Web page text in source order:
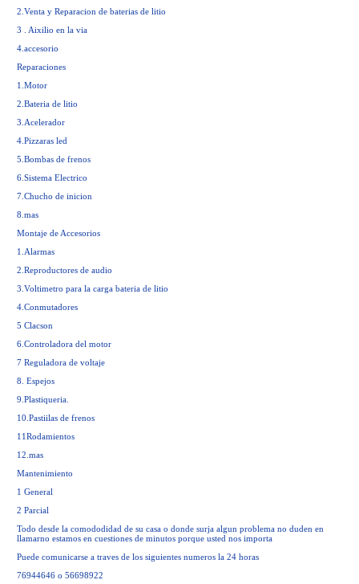
2.Venta y Reparacion de baterias de litio
3 . Aixilio en la via
4.accesorio
Reparaciones
1.Motor
2.Bateria de litio
3.Acelerador
4.Pizzaras led
5.Bombas de frenos
6.Sistema Electrico
7.Chucho de inicion
8.mas
Montaje de Accesorios
1.Alarmas
2.Reproductores de audio
3.Voltimetro para la carga bateria de litio
4.Conmutadores
5 Clacson
6.Controladora del motor
7 Reguladora de voltaje
8. Espejos
9.Plastiqueria.
10.Pastiilas de frenos
11Rodamientos
12.mas
Mantenimiento
1 General
2 Parcial
Todo desde la comododidad de su casa o donde surja algun problema no duden en
llamarno estamos en cuestiones de minutos porque usted nos importa
Puede comunicarse a traves de los siguientes numeros la 24 horas
76944646 o 56698922